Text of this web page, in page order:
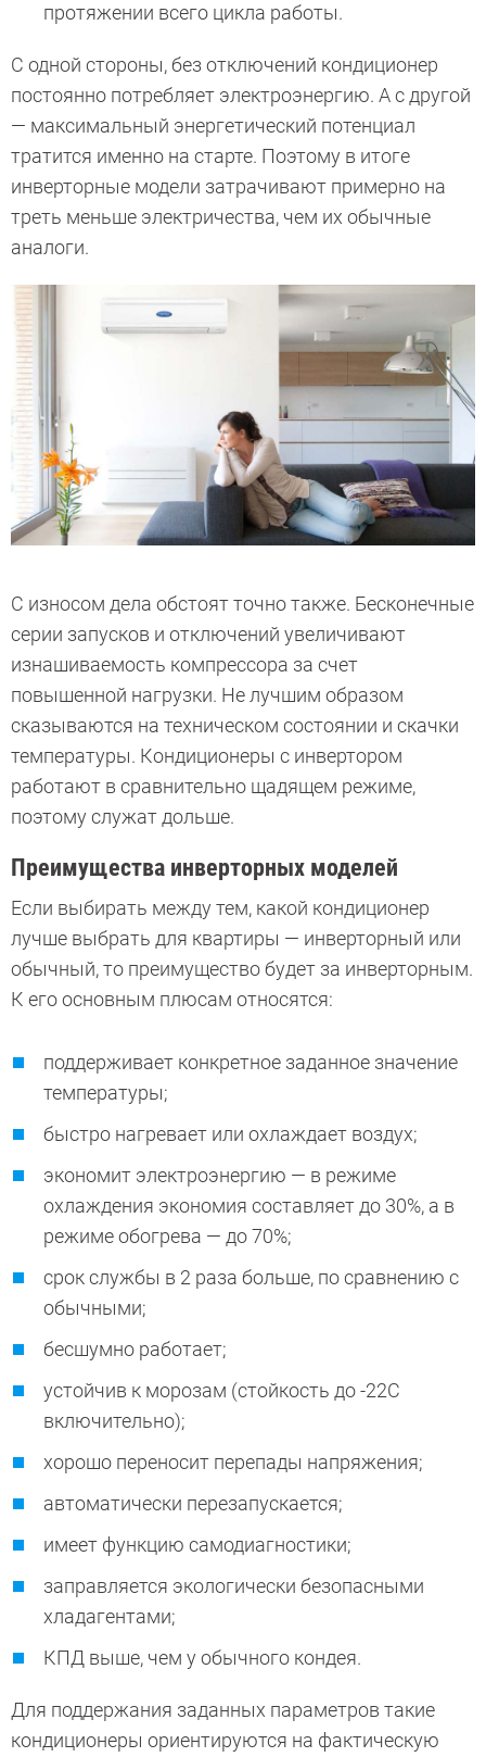
протяжении всего цикла работы.
С одной стороны, без отключений кондиционер
постоянно потребляет электроэнергию. А с другой
— максимальный энергетический потенциал
тратится именно на старте. Поэтому в итоге
инверторные модели затрачивают примерно на
треть меньше электричества, чем их обычные
аналоги.
С износом дела обстоят точно также. Бесконечные
серии запусков и отключений увеличивают
изнашиваемость компрессора за счет
повышенной нагрузки. Не лучшим образом
сказываются на техническом состоянии и скачки
температуры. Кондиционеры с инвертором
работают в сравнительно щадящем режиме,
поэтому служат дольше.
Преимущества инверторных моделей
Если выбирать между тем, какой кондиционер
лучше выбрать для квартиры — инверторный или
обычный, то преимущество будет за инверторным.
К его основным плюсам относятся:
поддерживает конкретное заданное значение
температуры;
быстро нагревает или охлаждает воздух;
экономит электроэнергию — в режиме
охлаждения экономия составляет до 30%, а в
режиме обогрева — до 70%;
срок службы в 2 раза больше, по сравнению с
обычными;
бесшумно работает;
устойчив к морозам (стойкость до -22С
включительно);
хорошо переносит перепады напряжения;
автоматически перезапускается;
имеет функцию самодиагностики;
заправляется экологически безопасными
хладагентами;
КПД выше, чем у обычного кондея.
Для поддержания заданных параметров такие
кондиционеры ориентируются на фактическую